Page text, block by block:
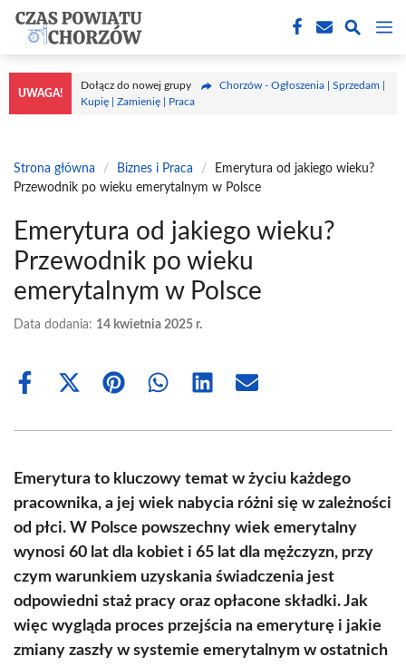
Przejdź
treści
UWAGA!
Dołącz do nowej grupy
Chorzów - Ogłoszenia | Sprzedam |
Kupię | Zamienię | Praca
Strona główna / Biznes i Praca /
Emerytura od jakiego wieku?
Przewodnik po wieku emerytalnym w Polsce
Emerytura od jakiego wieku?
Przewodnik po wieku
emerytalnym w Polsce
Data dodania: 14 kwietnia 2025 r.
Share
Share
(Twitter)
Share Share Share Share
Emerytura to kluczowy temat w życiu każdego
pracownika, a jej wiek nabycia różni się w zależności
od płci. W Polsce powszechny wiek emerytalny
wynosi 60 lat dla kobiet i 65 lat dla mężczyzn, przy
czym warunkiem uzyskania świadczenia jest
odpowiedni staż pracy oraz opłacone składki. Jak
więc wygląda proces przejścia na emeryturę i jakie
zmiany zaszły w systemie emerytalnym w ostatnich